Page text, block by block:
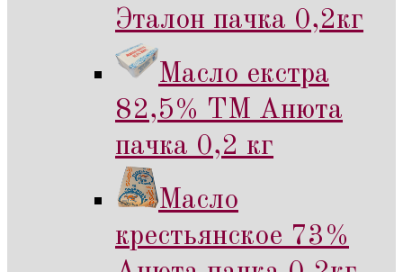
Эталон пачка 0,2кг
Масло екстра
82,5% ТМ Анюта
пачка 0,2 кг
Масло
крестьянское 73%